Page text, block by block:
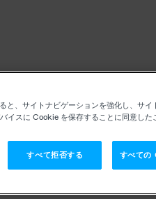
と、サイトナビゲーションを強化し、サイ
イスに Cookie を保存することに同意した
すべて拒否する すべての